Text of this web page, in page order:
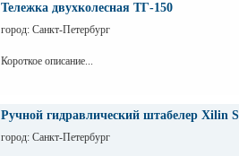
Тележка двухколесная ТГ-150
город: Санкт-Петербург
Короткое описание...
Ручной гидравлический штабелер Xilin
город: Санкт-Петербург